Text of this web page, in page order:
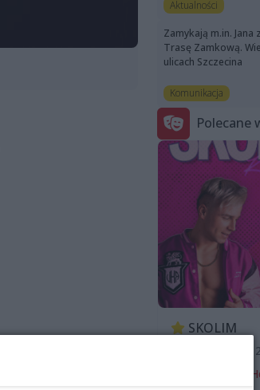
Aktualności
Zamykają m.in. Jana
Trasę Zamkową.
ulicach Szczecina
Komunikacja
Polecane
SKOLIM
7 sierpnia 2026,
Teatr Letni im.